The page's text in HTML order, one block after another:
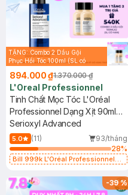
TẶNG: Combo 2 Dầu Gội
Phục Hồi Tóc 100ml (SL có
894.000 ₫1.370.000 ₫
L'Oreal Professionnel
Tinh Chất Mọc Tóc L'Oréal
Professionnel Dạng Xịt 90ml
(Mới)
Serioxyl Advanced
5.0 (11)
93/tháng
28%
Bill 999k L'Oréal Professionnel
-39%